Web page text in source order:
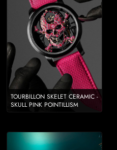
TOURBILLON SKELET CERAMIC -
SKULL PINK POINTILLISM